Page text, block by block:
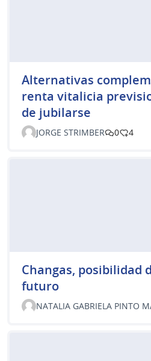
Alternativas
renta vitalicia
de jubilarse
JORGE STRIMBER 0 4
Changas, posibilidad
futuro
NATALIA GABRIELA PINTO